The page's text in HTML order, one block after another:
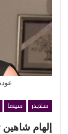
سلايدر سينما
إلهام